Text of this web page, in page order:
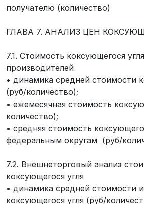
получателю (количество)
ГЛАВА 7. АНАЛИЗ ЦЕН
7.1. Стоимость коксующегося
производителей
• динамика средней стоимости
(руб/количество);
• ежемесячная стоимость
количество);
• средняя стоимость
федеральным округам (руб/
7.2. Внешнеторговый анализ
коксующегося угля
• динамика средней стоимости
коксующегося угля (руб/